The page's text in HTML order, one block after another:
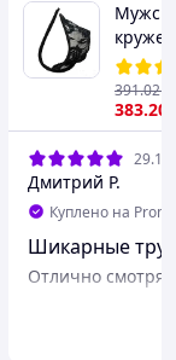
383.20
391.02
Дмитрий Р.
Куплено на
Шикарные
Отлично